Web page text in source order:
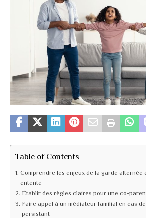
Table of Contents
Comprendre les enjeux de la garde alternée
entente
Établir des règles claires pour une co-
Faire appel à un médiateur familial en cas
persistant